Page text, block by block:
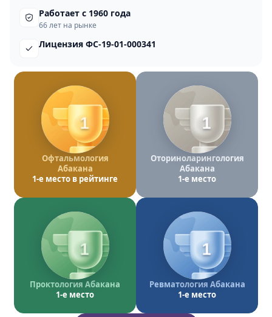
Работает с 1960 года
66 лет на рынке
Лицензия ФС-19-01-000341
1
Офтальмология
Абакана
1-е место в рейтинге
1
Оториноларингология
Абакана
1-е место
1
Проктология Абакана
1-е место
1
Ревматология Абакана
1-е место